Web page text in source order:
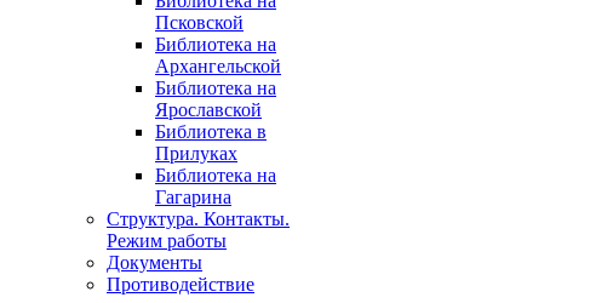
Псковской
Библиотека на
Архангельской
Библиотека на
Ярославской
Библиотека в
Прилуках
Библиотека на
Гагарина
Структура. Контакты.
Режим работы
Документы
Противодействие